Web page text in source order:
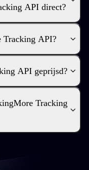
API direct?
Tracking API?
API geprijsd?
Tracking